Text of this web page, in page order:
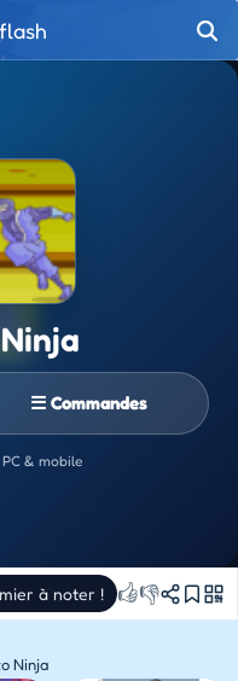
☰ Commandes
& mobile
à noter ! 👍👎
Ninja